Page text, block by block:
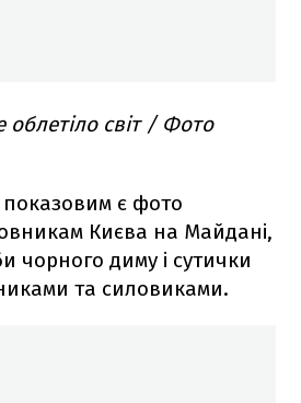
облетіло світ / Фото
є фото
Києва на Майдані,
чорного диму і сутички
та силовиками.